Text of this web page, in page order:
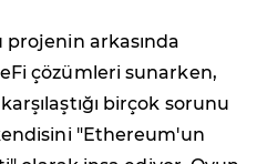
projenin arkasında
çözümleri sunarken,
birçok sorunu
"Ethereum'un